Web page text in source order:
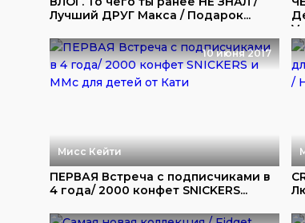
Лучший ДРУГ Макса / Подарок...
V...
10 июня 2017
Мисс Кейти
ПЕРВАЯ Встреча с подписчиками в
4 года/ 2000 конфет SNICKERS...